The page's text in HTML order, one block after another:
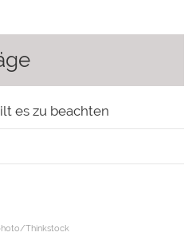
es zu beachten
Thinkstock